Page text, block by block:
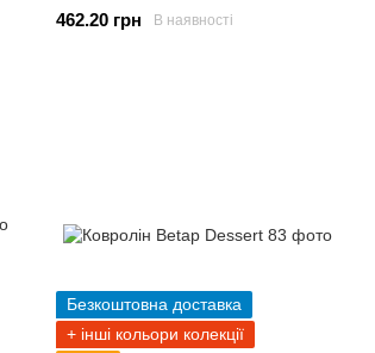
462.20 грн В наявності
Безкоштовна доставка
+ інші кольори колекції